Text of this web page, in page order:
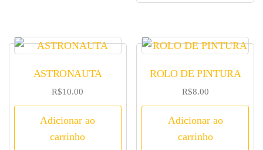
ASTRONAUTA
R$10.00
Adicionar ao
carrinho
ROLO DE PINTURA
R$8.00
Adicionar ao
carrinho